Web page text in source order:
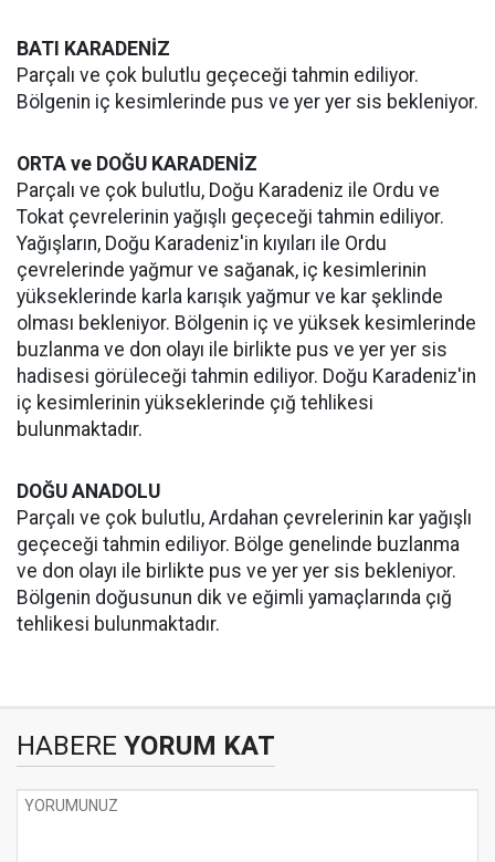
BATI KARADENİZ
Parçalı ve çok bulutlu geçeceği tahmin ediliyor.
Bölgenin iç kesimlerinde pus ve yer yer sis bekleniyor.
ORTA ve DOĞU KARADENİZ
Parçalı ve çok bulutlu, Doğu Karadeniz ile Ordu ve
Tokat çevrelerinin yağışlı geçeceği tahmin ediliyor.
Yağışların, Doğu Karadeniz'in kıyıları ile Ordu
çevrelerinde yağmur ve sağanak, iç kesimlerinin
yükseklerinde karla karışık yağmur ve kar şeklinde
olması bekleniyor. Bölgenin iç ve yüksek kesimlerinde
buzlanma ve don olayı ile birlikte pus ve yer yer sis
hadisesi görüleceği tahmin ediliyor. Doğu Karadeniz'in
iç kesimlerinin yükseklerinde çığ tehlikesi
bulunmaktadır.
DOĞU ANADOLU
Parçalı ve çok bulutlu, Ardahan çevrelerinin kar yağışlı
geçeceği tahmin ediliyor. Bölge genelinde buzlanma
ve don olayı ile birlikte pus ve yer yer sis bekleniyor.
Bölgenin doğusunun dik ve eğimli yamaçlarında çığ
tehlikesi bulunmaktadır.
HABERE YORUM KAT